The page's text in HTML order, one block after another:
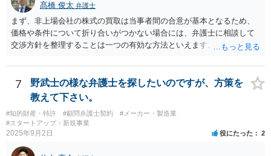
髙橋 俊太 弁護士
まず、非上場会社の株式の買取は当事者間の合意が基本となるため、
価格や条件について折り合いがつかない場合には、弁護士に相談して
交渉方針を整理することは一つの有効な方法といえます。特に、株価
いった点は専門的な判断を要することが多く、第三者の専門家が入る
ことで交渉が整理されることもあります。 もっとも、株主が単に「会
社に買い取ってほしい」と希望しているだけでは、会社に当然の買取
義務が生じるわけではありません。非上場会社の株式に譲渡制限が付
されている場合には、会社法136条に基づき、第三者への株式譲渡につ
いて会社に承認を求める「譲渡承認請求」という手続との関係が問題
は会社が指定する者が当該株式を買い取るべき者として指定されるこ
7
野武士の様な弁護士を探したいのですが、方策を
教えて下さい。
#知的財産・特許 #顧問弁護士契約
#メーカー・製造業
#スタートアップ・新規事業
2025年9月2日 役にたった 2